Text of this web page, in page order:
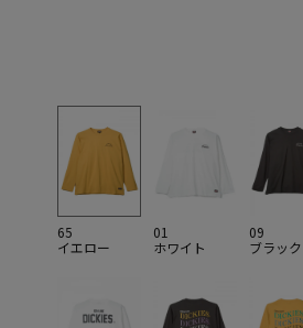
65
イエロー
01
ホワイト
09
ブラック